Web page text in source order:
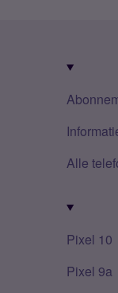
Alle
Pixel 10
Pixel 9a